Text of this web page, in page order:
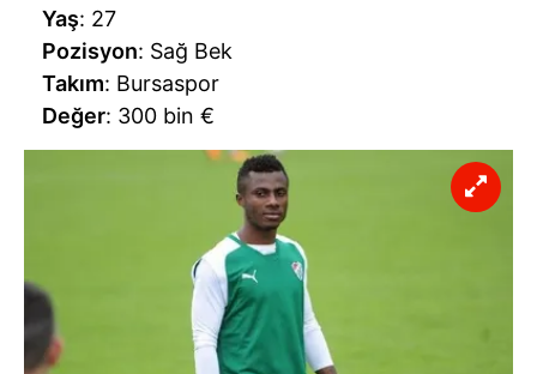
Yaş: 27
Pozisyon: Sağ Bek
Takım: Bursaspor
Değer: 300 bin €